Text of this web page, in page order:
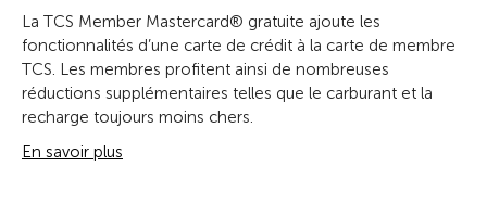
La TCS Member Mastercard® gratuite ajoute les
fonctionnalités d’une carte de crédit à la carte de membre
TCS. Les membres profitent ainsi de nombreuses
réductions supplémentaires telles que le carburant et la
recharge toujours moins chers.
En savoir plus